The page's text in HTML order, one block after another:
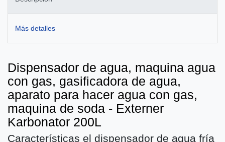
Más detalles
Dispensador de agua, maquina agua
con gas, gasificadora de agua,
aparato para hacer agua con gas,
maquina de soda - Externer
Karbonator 200L
Características el dispensador de agua fría